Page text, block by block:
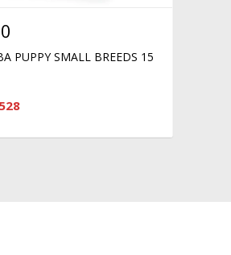
PUPPY SMALL BREEDS 15